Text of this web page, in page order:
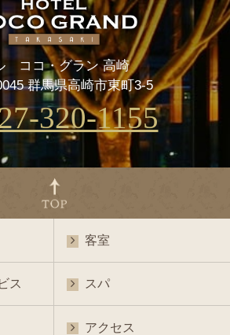
ココ・グラン 高崎
群馬県高崎市東町3-5
320-1155
客室
ス スパ
アクセス